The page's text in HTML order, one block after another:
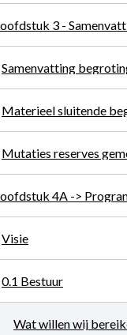
3 -
Samenvatting
Materieel sluitende
Mutaties reserves
4A ->
Visie
0.1 Bestuur
Wat willen wij